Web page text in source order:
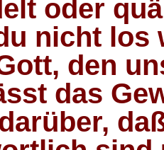
oder
nicht los
den
das